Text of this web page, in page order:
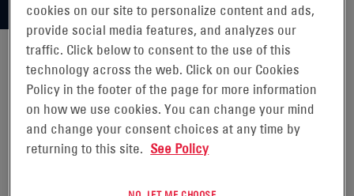
ENERSYS RIPORTA I RISULTATI
DEL QUARTO TRIMESTRE E
DELL'INTERO ANNO FISCALE 2019
cookies on our site to personalize content and ads,
provide social media features, and analyzes our
traffic. Click below to consent to the use of this
technology across the web. Click on our Cookies
Policy in the footer of the page for more information
on how we use cookies. You can change your mind
and change your consent choices at any time by
returning to this site. See Policy